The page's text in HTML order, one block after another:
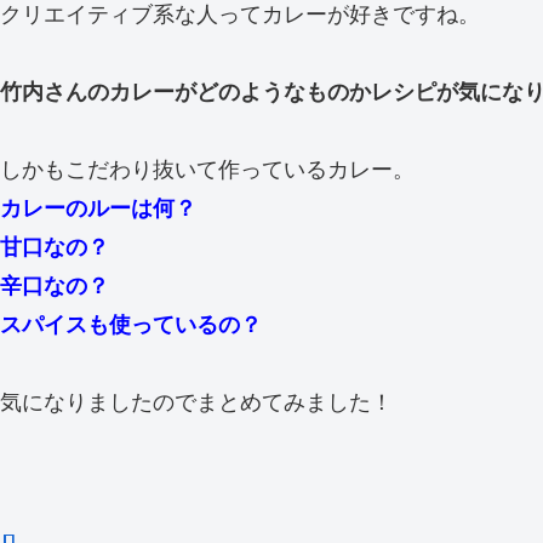
クリエイティブ系な人ってカレーが好きですね。
竹内さんのカレーがどのようなものかレシピが気になり
しかもこだわり抜いて作っているカレー。
カレーのルーは何？
甘口なの？
辛口なの？
スパイスも使っているの？
気になりましたのでまとめてみました！